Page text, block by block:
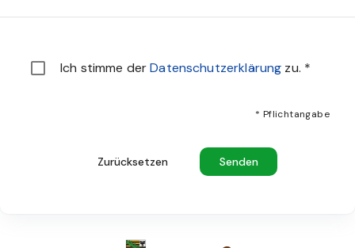
Ich stimme derDatenschutzerklärung zu. *
* Pflichtangabe
Zurücksetzen Senden